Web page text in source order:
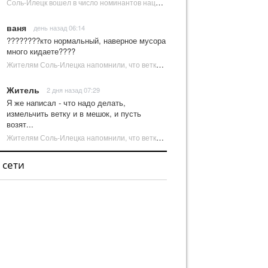
ваня день назад 06:14
????????кто нормальный, наверное мусора
много кидаете????
Жителям Соль-Илецка напомнили, что ветки от деревьев нельзя оставлять на площадках ТКО | Новости Соль-Илецка
Житель 2 дня назад 07:29
Я же написал - что надо делать,
измельчить ветку и в мешок, и пусть
возят...
Жителям Соль-Илецка напомнили, что ветки от деревьев нельзя оставлять на площадках ТКО | Новости Соль-Илецка